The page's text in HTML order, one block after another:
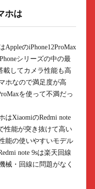
ホは
のiPhone12ProMax
シリーズの中の最
載してカメラ性能も高
ホなので満足度が高
を使って不満だっ
XiaomiのRedmi note
性能が突き抜けて高い
能の使いやすいモデル
note 9sは楽天回線
械・回線に問題がなく